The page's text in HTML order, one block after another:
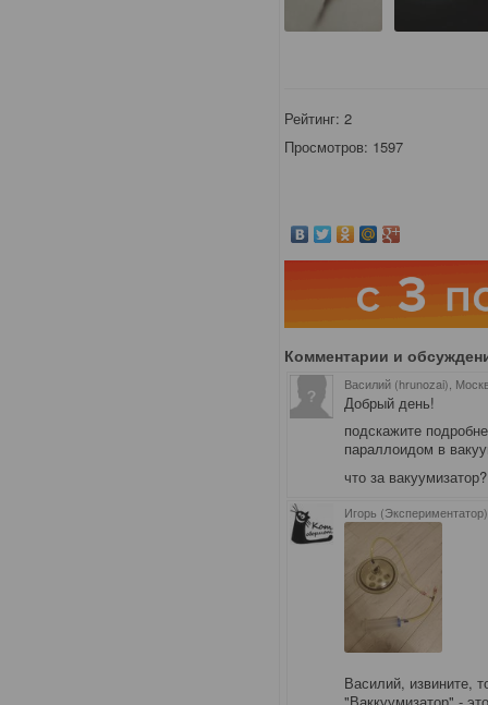
Рейтинг:2
Просмотров: 1597
Комментарии и
Василий (hrunozai),
Добрый день!
подскажите
параллоидом в
что за
Игорь
Василий, извините,
"Ваккуумизатор" -